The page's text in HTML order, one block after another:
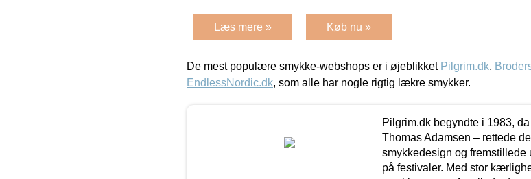
Læs mere » Køb nu »
De mest populære smykke-webshops er i øjeblikket Pilgrim.dk,
EndlessNordic.dk, som alle har nogle rigtig lækre smykker.
Pilgrim.dk begyndte i 1983,
Thomas Adamsen – rettede
smykkedesign og
på festivaler. Med stor